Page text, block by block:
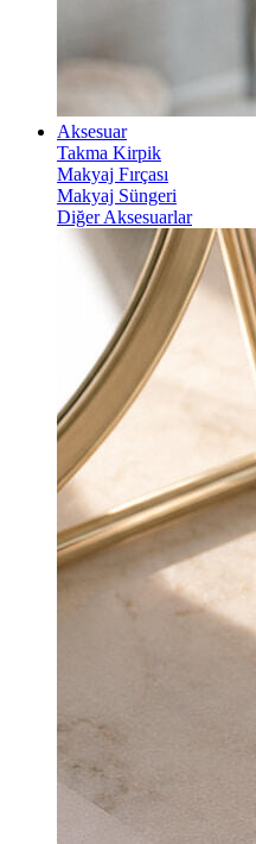
Aksesuar
Takma Kirpik
Makyaj Fırçası
Makyaj Süngeri
Diğer Aksesuarlar